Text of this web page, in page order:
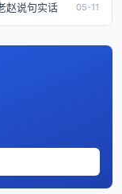
赵说句实话 05-11